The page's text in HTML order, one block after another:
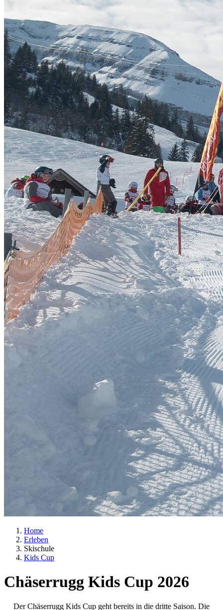
Home
Erleben
Skischule
Kids Cup
Chäserrugg Kids Cup 2026
Der Chäserrugg Kids Cup geht bereits in die dritte Saison. Die